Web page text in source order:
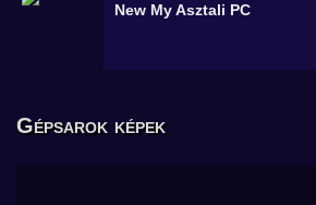
New MyAsztali PC
Gépsarok képek